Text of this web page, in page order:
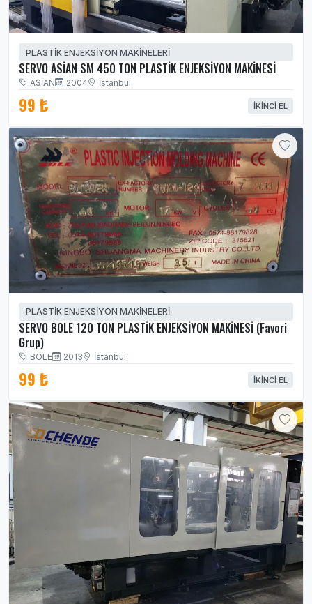
PLASTİK ENJEKSİYON MAKİNELERİ
SERVO ASİAN SM 450 TON PLASTİK ENJEKSİYON MAKİNESİ
ASİAN 2004 İstanbul
99 ₺ İKINCI EL
PLASTİK ENJEKSİYON MAKİNELERİ
SERVO BOLE 120 TON PLASTİK ENJEKSİYON MAKİNESİ (Favori
Grup)
BOLE 2013 İstanbul
99 ₺ İKINCI EL